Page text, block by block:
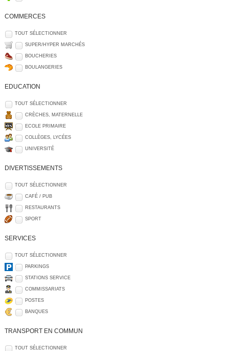
COMMERCES
TOUT SÉLECTIONNER
SUPER/HYPER MARCHÉS
BOUCHERIES
BOULANGERIES
EDUCATION
TOUT SÉLECTIONNER
CRÈCHES, MATERNELLE
ECOLE PRIMAIRE
COLLÈGES, LYCÉES
UNIVERSITÉ
DIVERTISSEMENTS
TOUT SÉLECTIONNER
CAFÉ / PUB
RESTAURANTS
SPORT
SERVICES
TOUT SÉLECTIONNER
PARKINGS
STATIONS SERVICE
COMMISSARIATS
POSTES
BANQUES
TRANSPORT EN COMMUN
TOUT SÉLECTIONNER